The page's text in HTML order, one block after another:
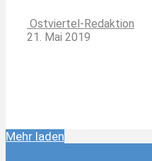
Ostviertel-Redaktion
21. Mai 2019
Mehr laden